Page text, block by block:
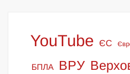
YouTube ЄС
БПЛА ВРУ